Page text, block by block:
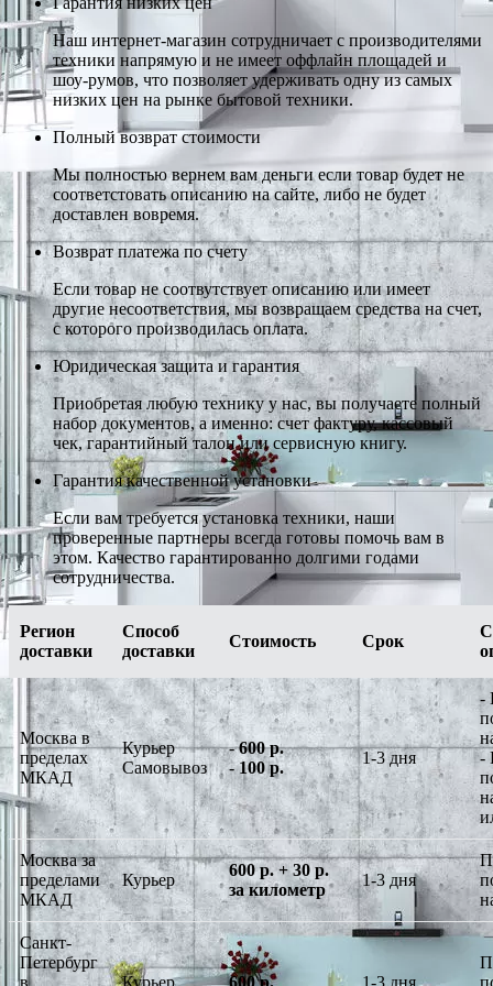
Наш интернет-магазин сотрудничает с производителями
техники напрямую и не имеет оффлайн площадей и
шоу-румов, что позволяет удерживать одну из самых
низких цен на рынке бытовой техники.
Полный возврат стоимости
Мы полностью вернем вам деньги если товар будет не
соответстовать описанию на сайте, либо не будет
доставлен вовремя.
Возврат платежа по счету
Если товар не соотвутствует описанию или имеет
другие несоответствия, мы возвращаем средства на счет,
с которого производилась оплата.
Юридическая защита и гарантия
Приобретая любую технику у нас, вы получаете полный
набор документов, а именно: счет фактуру, кассовый
чек, гарантийный талон или сервисную книгу.
Гарантия качественной установки
Если вам требуется установка техники, наши
проверенные партнеры всегда готовы помочь вам в
этом. Качество гарантированно долгими годами
сотрудничества.
Регион
доставки
Способ
доставки
Стоимость Срок
Москва в
пределах
МКАД
Курьер
Самовывоз
-600 р.
-100 р.
1-3 дня
-
-
Москва за
пределами
МКАД
Курьер
600 р. + 30 р.
за километр
1-3 дня
Санкт-
Петербург
в
Курьер 600 р. 1-3 дня